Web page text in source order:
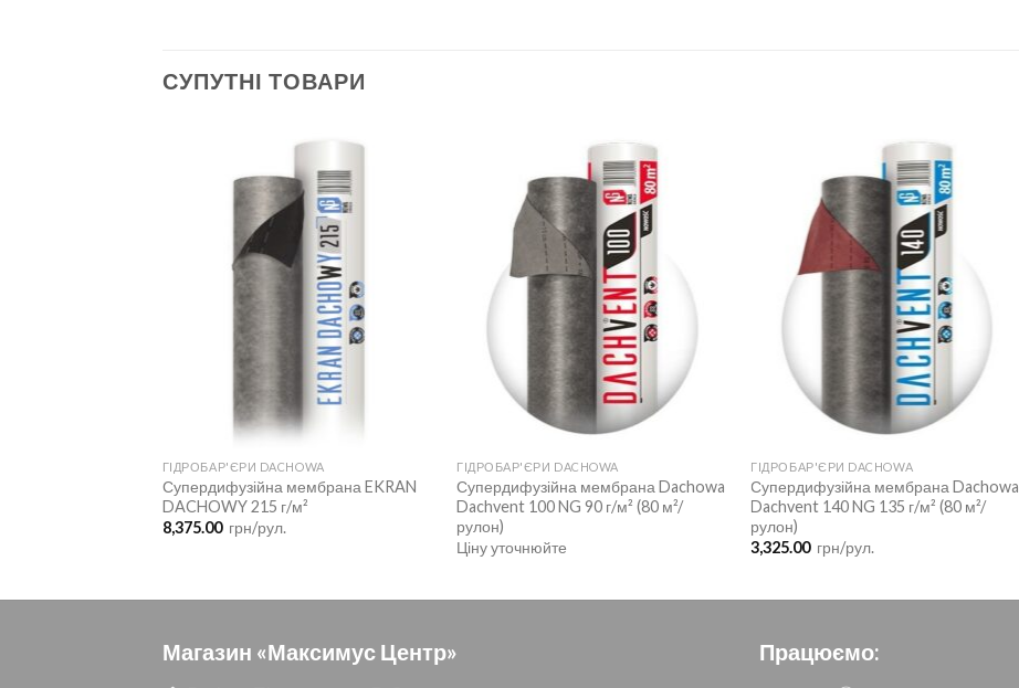
СУПУТНІ ТОВАРИ
ГІДРОБАР'ЄРИ DACHOWA
Супердифузійна мембрана EKRAN
DACHOWY 215 г/м²
8,375.00 грн/рул.
ГІДРОБАР'ЄРИ DACHOWA
Супердифузійна мембрана Dachowa
Dachvent 100 NG 90 г/м² (80 м²/
рулон)
Ціну уточнюйте
ГІДРОБАР'ЄРИ DACHOWA
Супердифузійна мембрана Dachowa
Dachvent 140 NG 135 г/м² (80 м²/
рулон)
3,325.00 грн/рул.
Магазин «Максимус Центр» Працюємо: